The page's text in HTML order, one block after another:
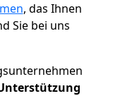
, das Ihnen
Sie bei uns